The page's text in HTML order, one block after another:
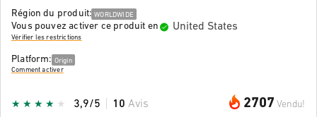
Région du produit: WORLDWIDE
Vous pouvez activer ce produit en United States
Vérifier les restrictions
Platform: Origin
Comment activer
2707 Vendu!
3,9/5 10 Avis